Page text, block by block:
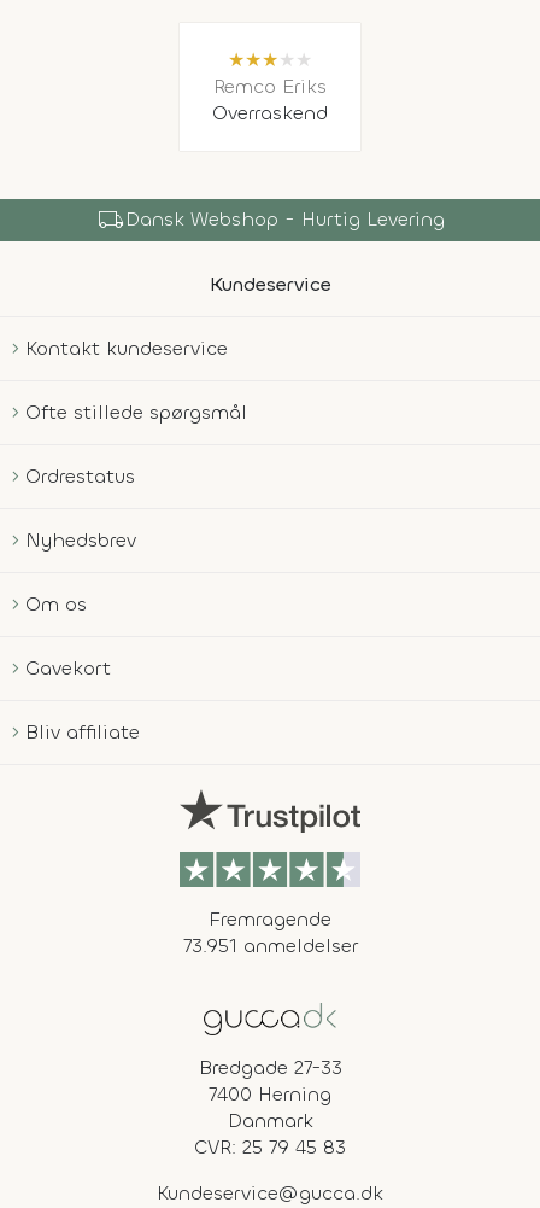
★★★★★
Remco Eriks
Overraskend
local_shippingDansk Webshop - Hurtig Levering
Kundeservice
Kontakt kundeservice
Ofte stillede spørgsmål
Ordrestatus
Nyhedsbrev
Om os
Gavekort
Bliv affiliate
Fremragende
73.951 anmeldelser
Bredgade 27-33
7400 Herning
Danmark
CVR: 25 79 45 83
Kundeservice@gucca.dk